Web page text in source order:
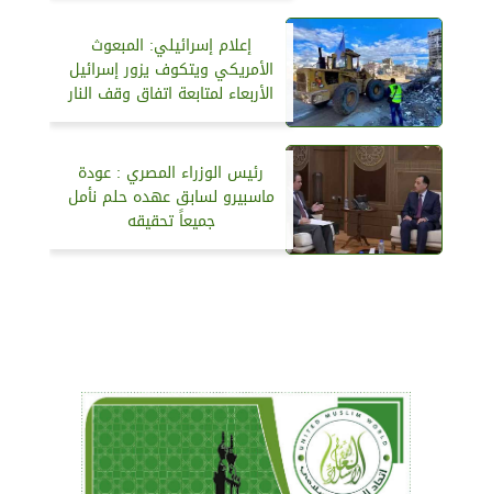
إعلام إسرائيلي: المبعوث
الأمريكي ويتكوف يزور إسرائيل
الأربعاء لمتابعة اتفاق وقف النار
رئيس الوزراء المصري : عودة
ماسبيرو لسابق عهده حلم نأمل
جميعاً تحقيقه